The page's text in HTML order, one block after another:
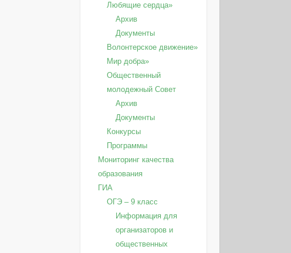
Любящие сердца»
Архив
Документы
Волонтерское движение»
Мир добра»
Общественный
молодежный Совет
Архив
Документы
Конкурсы
Программы
Мониторинг качества
образования
ГИА
ОГЭ – 9 класс
Информация для
организаторов и
общественных